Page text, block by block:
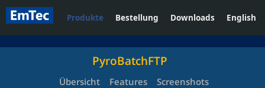
Produkte Bestellung Downloads English
PyroBatchFTP
Übersicht Features
Screenshots